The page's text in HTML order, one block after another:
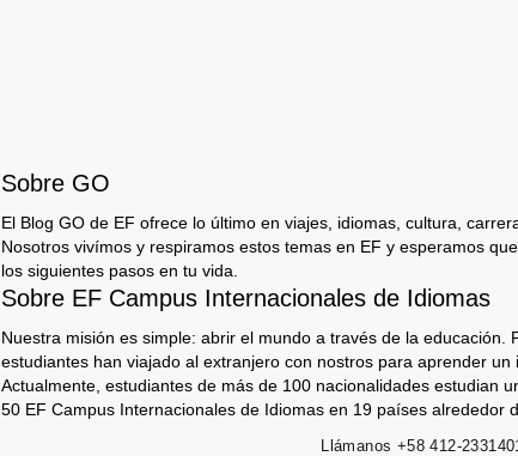
Sobre GO
El Blog GO de EF ofrece lo último en viajes, idiomas, cultura,
Nosotros vivímos y respiramos estos temas en EF y esperamos
los siguientes pasos en tu vida.
Sobre EF Campus Internacionales de Idiomas
Nuestra misión es simple: abrir el mundo a través de la educación.
estudiantes han viajado al extranjero con nostros para aprender un
Actualmente, estudiantes de más de 100 nacionalidades estudian
50 EF Campus Internacionales de Idiomas en 19 países alrededor
Llámanos +58 412-